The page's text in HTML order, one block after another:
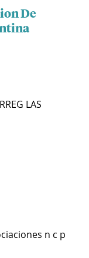
De
LAS
n c p